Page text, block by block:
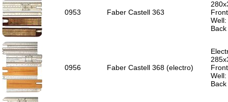
0953 Faber Castell 363
0956 Faber Castell 368 (electro)